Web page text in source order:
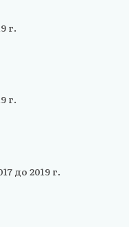
г.
г.
до 2019 г.